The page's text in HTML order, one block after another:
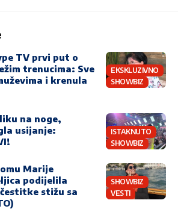
EKSKLUZIVNO
SHOWBIZ
TV prvi put o
trenucima: Sve
i krenula
ISTAKNUTO
SHOWBIZ
na noge,
usijanje:
SHOWBIZ
VESTI
Marije
podijelila
stižu sa